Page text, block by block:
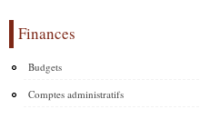
Finances
Budgets
Comptes administratifs